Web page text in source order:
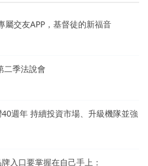
屬交友APP，基督徒的新福音
二季法說會
週年 持續投資市場、升級機隊並強
入口要掌握在自己手上：